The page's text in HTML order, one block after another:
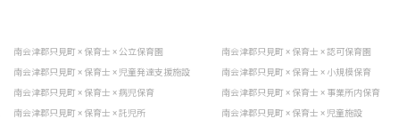
南会津郡只見町 × 保育士 × 公立保育園 南会津郡只見町 × 保育士 × 認可保育園
南会津郡只見町 × 保育士 × 児童発達支援施設 南会津郡只見町 × 保育士 × 小規模保育
南会津郡只見町 × 保育士 × 病児保育 南会津郡只見町 × 保育士 × 事業所内保育
南会津郡只見町 × 保育士 × 託児所 南会津郡只見町 × 保育士 × 児童施設